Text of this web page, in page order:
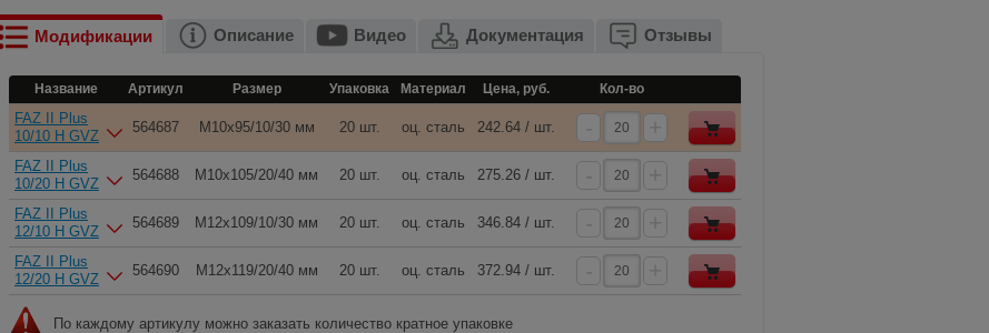
Модификации Описание Видео Документация Отзывы
Название Артикул Размер Упаковка Материал Цена, руб. Кол-во
FAZ II Plus
10/10 H GVZ
564687 M10x95/10/30 мм 20 шт. оц. сталь 242.64 / шт.
FAZ II Plus
10/20 H GVZ
564688 M10x105/20/40 мм 20 шт. оц. сталь 275.26 / шт.
FAZ II Plus
12/10 H GVZ
564689 M12x109/10/30 мм 20 шт. оц. сталь 346.84 / шт.
FAZ II Plus
12/20 H GVZ
564690 M12x119/20/40 мм 20 шт. оц. сталь 372.94 / шт.
По каждому артикулу можно заказать количество кратное упаковке